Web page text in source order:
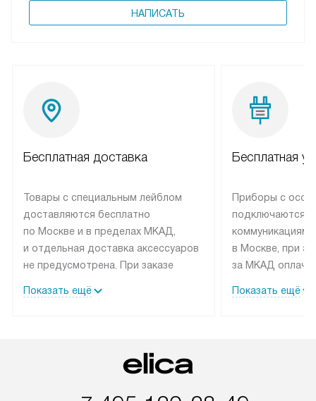
НАПИСАТЬ
Бесплатная доставка
Товары с специальным лейблом
доставляются бесплатно
по Москве и в пределах МКАД,
и отдельная доставка аксессуаров
не предусмотрена. При заказе
рекомендуем обсудить
быть отправлены покупателю
Показать ещё
Бесплатная
Приборы с
подключаются к
коммуникациям
в Москве, при
за МКАД
партнера
Показать ещё